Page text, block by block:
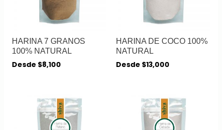
HARINA 7 GRANOS
100% NATURAL
Desde $8,100
HARINA DE COCO 100%
NATURAL
Desde $13,000